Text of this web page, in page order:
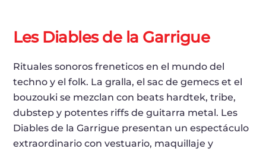
Les Diables de la Garrigue
Rituales sonoros freneticos en el mundo del
techno y el folk. La gralla, el sac de gemecs et el
bouzouki se mezclan con beats hardtek, tribe,
dubstep y potentes riffs de guitarra metal. Les
Diables de la Garrigue presentan un espectáculo
extraordinario con vestuario, maquillaje y